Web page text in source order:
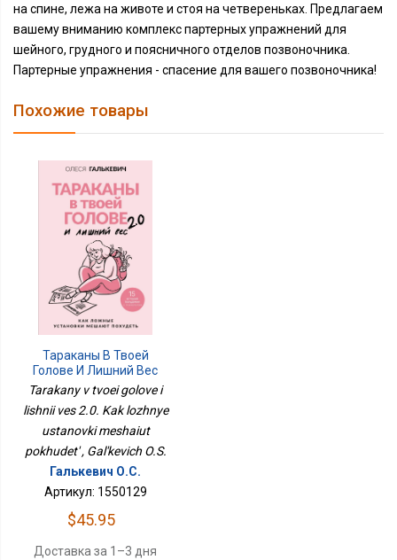
на спине, лежа на животе и стоя на четвереньках. Предлагаем
вашему вниманию комплекс партерных упражнений для
шейного, грудного и поясничного отделов позвоночника.
Партерные упражнения - спасение для вашего позвоночника!
Похожие товары
Тараканы В Твоей
Голове И Лишний Вес
2.0. Как Ложные
Установки Мешают
Похудеть
Tarakany v tvoei golove i
lishnii ves 2.0. Kak lozhnye
ustanovki meshaiut
pokhudet' , Gal'kevich O.S.
Галькевич О.С.
Артикул: 1550129
$45.95
Доставка за 1–3 дня